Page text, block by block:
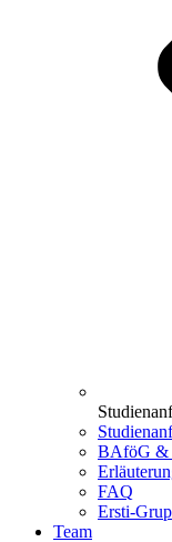
BAföG &
FAQ
Ersti-
Team